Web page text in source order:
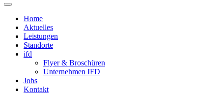
Home
Aktuelles
Leistungen
Standorte
ifd
Flyer & Broschüren
Unternehmen IFD
Jobs
Kontakt